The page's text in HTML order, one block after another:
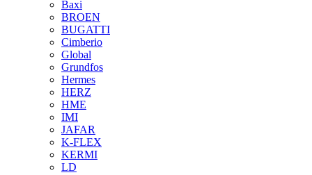
Baxi
BROEN
BUGATTI
Cimberio
Global
Grundfos
Hermes
HERZ
HME
IMI
JAFAR
K-FLEX
KERMI
LD